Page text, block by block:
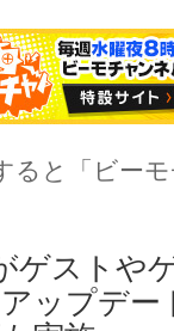
と「ビー
ゲストや
ップデ